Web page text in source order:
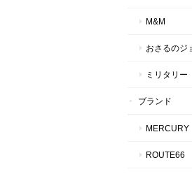
M&M
おさるのジ
ミリタリー
ブランド
MERCURY
ROUTE66